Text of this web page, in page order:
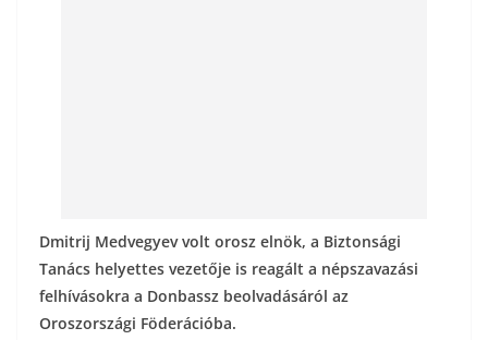
Dmitrij Medvegyev volt orosz elnök, a Biztonsági
Tanács helyettes vezetője is reagált a népszavazási
felhívásokra a Donbassz beolvadásáról az
Oroszországi Föderációba.